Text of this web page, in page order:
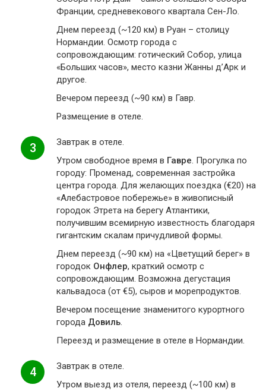
Франции, средневекового квартала Сен-Ло.
Днем переезд (~120 км) в Руан – столицу
Нормандии. Осмотр города с
сопровождающим: готический Собор, улица
«Больших часов», место казни Жанны д’Арк и
другое.
Вечером переезд (~90 км) в Гавр.
Размещение в отеле.
3
Завтрак в отеле.
Утром свободное время в Гавре. Прогулка по
городу: Променад, современная застройка
центра города. Для желающих поездка (€20) на
«Алебастровое побережье» в живописный
городок Этрета на берегу Атлантики,
получившим всемирную известность благодаря
гигантским скалам причудливой формы.
Днем переезд (~90 км) на «Цветущий берег» в
городок Онфлер, краткий осмотр с
сопровождающим. Возможна дегустация
кальвадоса (от €5), сыров и морепродуктов.
Вечером посещение знаменитого курортного
города Довиль.
Переезд и размещение в отеле в Нормандии.
4
Завтрак в отеле.
Утром выезд из отеля, переезд (~100 км) в